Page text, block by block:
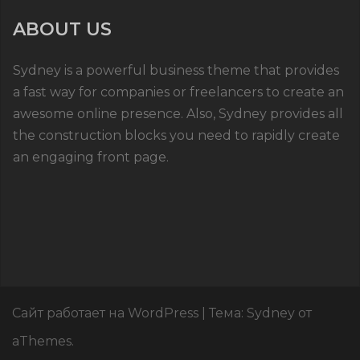
ABOUT US
Sydney is a powerful business theme that provides
a fast way for companies or freelancers to create an
awesome online presence. Also, Sydney provides all
the construction blocks you need to rapidly create
an engaging front page.
Сайт работает на WordPress Тема: Sydney от
aThemes.